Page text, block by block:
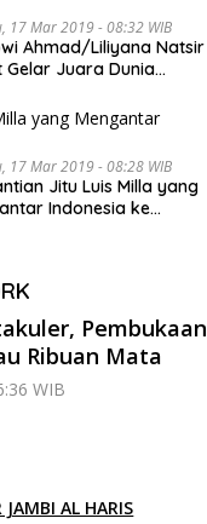
17 Mar 2019 - 08:32 WIB
Ahmad/Liliyana Natsir
Gelar Juara Dunia
17 Mar 2019 - 08:28 WIB
Jitu Luis Milla yang
Indonesia ke
Pembukaan
Ribuan Mata
WIB
AL HARIS